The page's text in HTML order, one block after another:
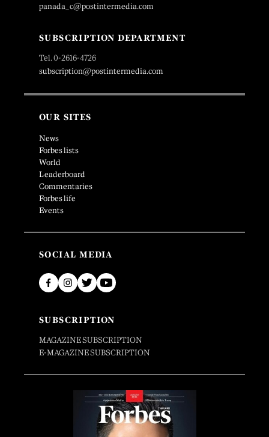
panada_c@postintermedia.com
SUBSCRIPTION DEPARTMENT
Tel. 0-2616-4726
subscription@postintermedia.com
OUR SITES
News
Forbes lists
World
Leaderboard
Commentaries
Forbes life
Events
SOCIAL MEDIA
SUBSCRIPTION
MAGAZINE SUBSCRIPTION
E-MAGAZINE SUBSCRIPTION